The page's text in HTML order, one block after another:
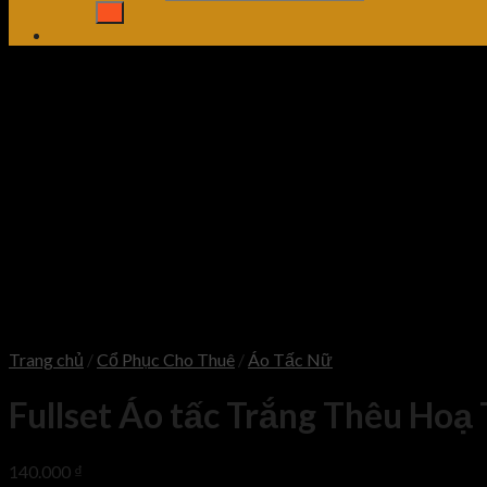
Trang chủ / Cổ Phục Cho Thuê / Áo Tấc Nữ
Fullset Áo tấc Trắng Thêu Hoạ
140.000 ₫